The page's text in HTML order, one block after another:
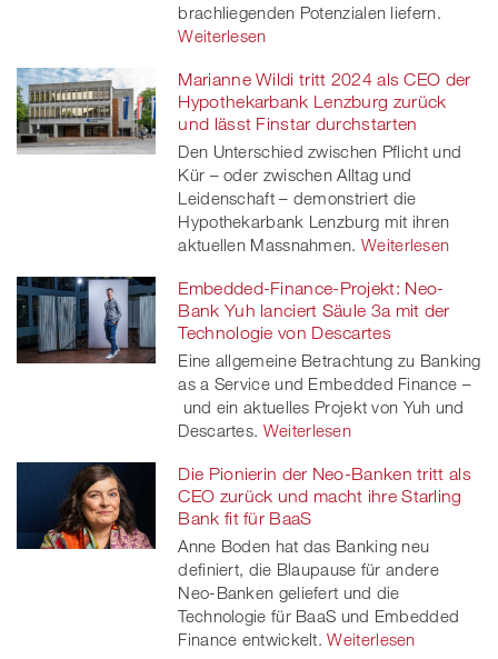
brachliegenden Potenzialen liefern.
Weiterlesen
Marianne Wildi tritt 2024 als CEO der
Hypothekarbank Lenzburg zurück
und lässt Finstar durchstarten
Den Unterschied zwischen Pflicht und
Kür – oder zwischen Alltag und
Leidenschaft – demonstriert die
Hypothekarbank Lenzburg mit ihren
aktuellen Massnahmen. Weiterlesen
Embedded-Finance-Projekt: Neo-
Bank Yuh lanciert Säule 3a mit der
Technologie von Descartes
Eine allgemeine Betrachtung zu Banking
as a Service und Embedded Finance –
und ein aktuelles Projekt von Yuh und
Descartes. Weiterlesen
Die Pionierin der Neo-Banken tritt als
CEO zurück und macht ihre Starling
Bank fit für BaaS
Anne Boden hat das Banking neu
definiert, die Blaupause für andere
Neo-Banken geliefert und die
Technologie für BaaS und Embedded
Finance entwickelt. Weiterlesen